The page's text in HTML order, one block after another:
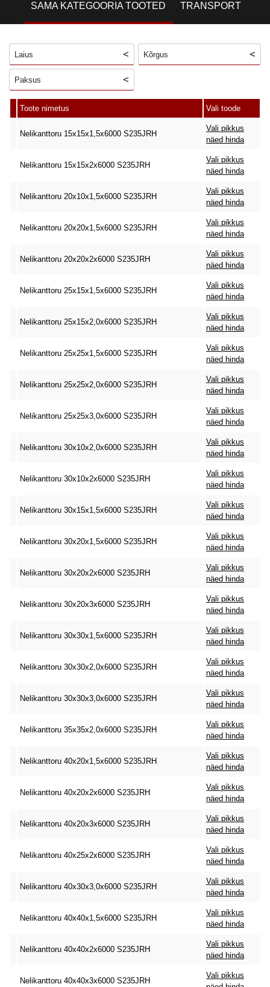
SAMA KATEGOORIA TOOTED TRANSPORT
Laius Kõrgus
Paksus
Toote nimetus Vali toode
Nelikanttoru 15x15x1,5x6000 S235JRH
Vali pikkus
näed hinda
Nelikanttoru 15x15x2x6000 S235JRH
Vali pikkus
näed hinda
Nelikanttoru 20x10x1,5x6000 S235JRH
Vali pikkus
näed hinda
Nelikanttoru 20x20x1,5x6000 S235JRH
Vali pikkus
näed hinda
Nelikanttoru 20x20x2x6000 S235JRH
Vali pikkus
näed hinda
Nelikanttoru 25x15x1,5x6000 S235JRH
Vali pikkus
näed hinda
Nelikanttoru 25x15x2,0x6000 S235JRH
Vali pikkus
näed hinda
Nelikanttoru 25x25x1,5x6000 S235JRH
Vali pikkus
näed hinda
Nelikanttoru 25x25x2,0x6000 S235JRH
Vali pikkus
näed hinda
Nelikanttoru 25x25x3,0x6000 S235JRH
Vali pikkus
näed hinda
Nelikanttoru 30x10x2,0x6000 S235JRH
Vali pikkus
näed hinda
Nelikanttoru 30x10x2x6000 S235JRH
Vali pikkus
näed hinda
Nelikanttoru 30x15x1,5x6000 S235JRH
Vali pikkus
näed hinda
Nelikanttoru 30x20x1,5x6000 S235JRH
Vali pikkus
näed hinda
Nelikanttoru 30x20x2x6000 S235JRH
Vali pikkus
näed hinda
Nelikanttoru 30x20x3x6000 S235JRH
Vali pikkus
näed hinda
Nelikanttoru 30x30x1,5x6000 S235JRH
Vali pikkus
näed hinda
Nelikanttoru 30x30x2,0x6000 S235JRH
Vali pikkus
näed hinda
Nelikanttoru 30x30x3,0x6000 S235JRH
Vali pikkus
näed hinda
Nelikanttoru 35x35x2,0x6000 S235JRH
Vali pikkus
näed hinda
Nelikanttoru 40x20x1,5x6000 S235JRH
Vali pikkus
näed hinda
Nelikanttoru 40x20x2x6000 S235JRH
Vali pikkus
näed hinda
Nelikanttoru 40x20x3x6000 S235JRH
Vali pikkus
näed hinda
Nelikanttoru 40x25x2x6000 S235JRH
Vali pikkus
näed hinda
Nelikanttoru 40x30x3,0x6000 S235JRH
Vali pikkus
näed hinda
Nelikanttoru 40x40x1,5x6000 S235JRH
Vali pikkus
näed hinda
Nelikanttoru 40x40x2x6000 S235JRH
Vali pikkus
näed hinda
Nelikanttoru 40x40x3x6000 S235JRH
Vali pikkus